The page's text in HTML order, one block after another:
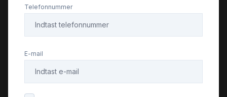
Telefonnummer
E-mail